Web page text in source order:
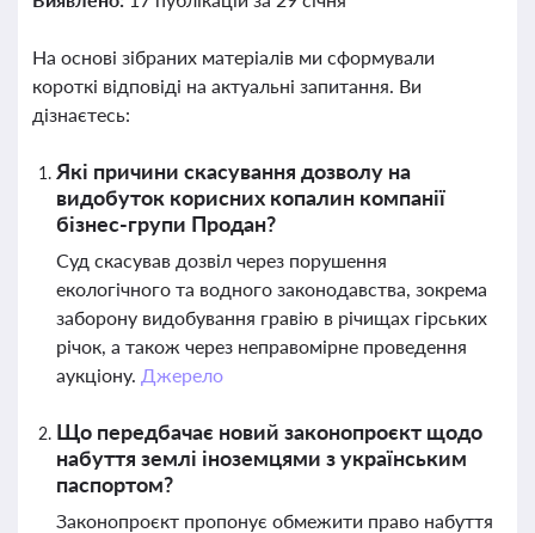
На основі зібраних матеріалів ми сформували
короткі відповіді на актуальні запитання. Ви
дізнаєтесь:
Які причини скасування дозволу на
видобуток корисних копалин компанії
бізнес-групи Продан?
Суд скасував дозвіл через порушення
екологічного та водного законодавства, зокрема
заборону видобування гравію в річищах гірських
річок, а також через неправомірне проведення
аукціону. Джерело
Що передбачає новий законопроєкт щодо
набуття землі іноземцями з українським
паспортом?
Законопроєкт пропонує обмежити право набуття